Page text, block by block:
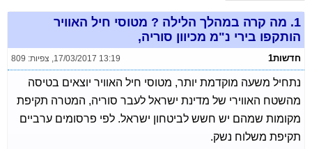
1. מה קרה במהלך הלילה ? מטוסי חיל האוויר
הותקפו בירי נ"מ מכיוון סוריה,
חדשות1 17/03/2017 13:19
, צפיות: 809
נתחיל משעה מוקדמת יותר, מטוסי חיל האוויר יוצאים בטיסה
מהשטח האווירי של מדינת ישראל לעבר סוריה, המטרה תקיפת
מקומות שמהם יש חשש לביטחון ישראל. לפי פרסומים ערביים
תקיפת משלוח נשק.